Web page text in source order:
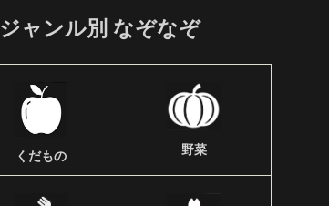
ジャンル別 なぞなぞ
くだもの 野菜